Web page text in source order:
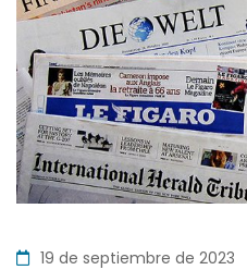
19 de septiembre de 2023